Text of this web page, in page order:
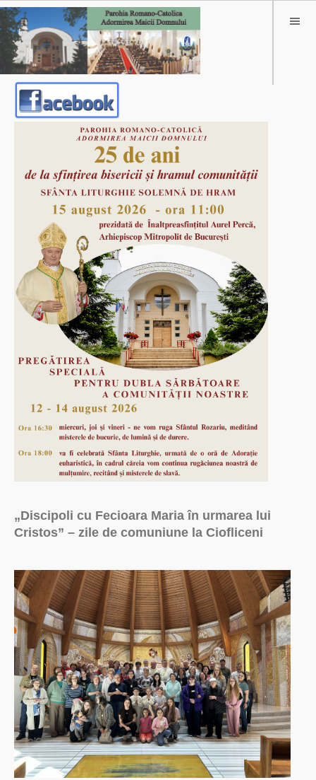
„Discipoli cu Fecioara Maria în urmarea lui
Cristos” – zile de comuniune la Ciofliceni